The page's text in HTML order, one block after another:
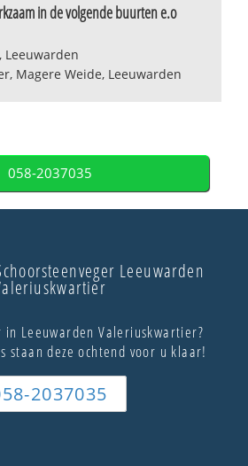
in de volgende buurten e.o
Leeuwarden
Magere Weide, Leeuwarden
058-2037035
Leeuwarden
in Leeuwarden Valeriuskwartier?
staan deze ochtend voor u klaar!
2037035